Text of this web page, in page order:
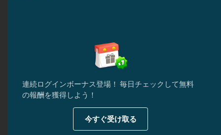
連続ログインボーナス登場！ 毎日チェックして無料
の報酬を獲得しよう！
今すぐ受け取る